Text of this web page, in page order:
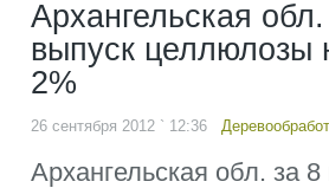
Архангельская
выпуск
2%
26 сентября 2012 ` 12:36
Архангельская обл. за